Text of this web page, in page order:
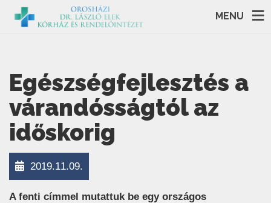
MENU
Egészségfejlesztés a
várandósságtól az
időskorig
2019.11.09.
A fenti címmel mutattuk be egy országos